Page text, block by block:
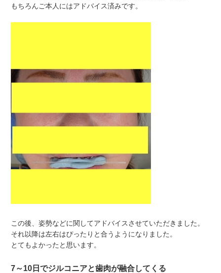
もちろんご本人にはアドバイス済みです。
この後、姿勢などに関してアドバイスさせていただきました。
それ以降は左右はぴったりと合うようになりました。
とてもよかったと思います。
7～10日でジルコニアと歯肉が融合してくる